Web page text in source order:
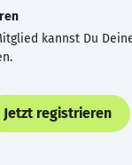
kannst Du
Jetzt registrieren